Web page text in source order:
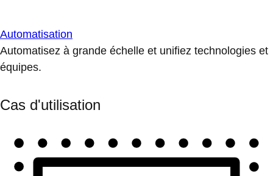
Automatisation
Automatisez à grande échelle et unifiez technologies et
équipes.
Cas d'utilisation